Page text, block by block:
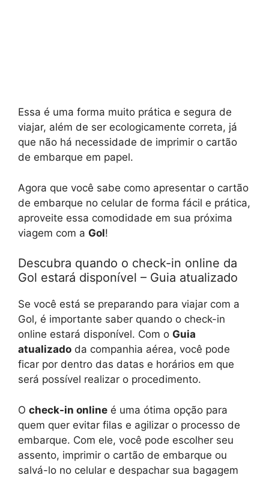
Essa é uma forma muito prática e segura de
viajar, além de ser ecologicamente correta, já
que não há necessidade de imprimir o cartão
de embarque em papel.
Agora que você sabe como apresentar o cartão
de embarque no celular de forma fácil e prática,
aproveite essa comodidade em sua próxima
viagem com a Gol!
Descubra quando o check-in online da
Gol estará disponível – Guia atualizado
Se você está se preparando para viajar com a
Gol, é importante saber quando o check-in
online estará disponível. Com o Guia
atualizado da companhia aérea, você pode
ficar por dentro das datas e horários em que
será possível realizar o procedimento.
O check-in online é uma ótima opção para
quem quer evitar filas e agilizar o processo de
embarque. Com ele, você pode escolher seu
assento, imprimir o cartão de embarque ou
salvá-lo no celular e despachar sua bagagem